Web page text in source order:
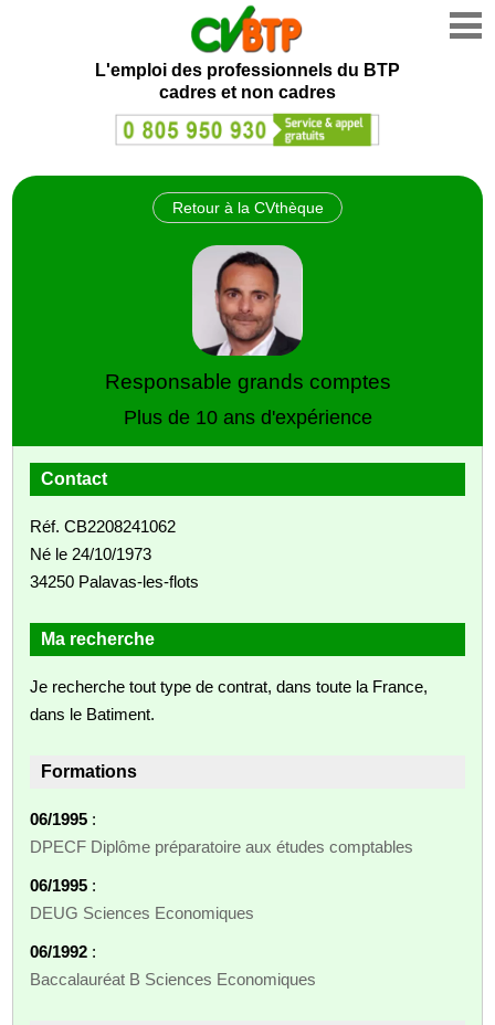
L'emploi des professionnels du BTP
cadres et non cadres
Retour à la CVthèque
Responsable grands comptes
Plus de 10 ans d'expérience
Contact
Réf. CB2208241062
Né le 24/10/1973
34250 Palavas-les-flots
Ma recherche
Je recherche tout type de contrat, dans toute la France,
dans le Batiment.
Formations
06/1995 :
DPECF Diplôme préparatoire aux études comptables
06/1995 :
DEUG Sciences Economiques
06/1992 :
Baccalauréat B Sciences Economiques